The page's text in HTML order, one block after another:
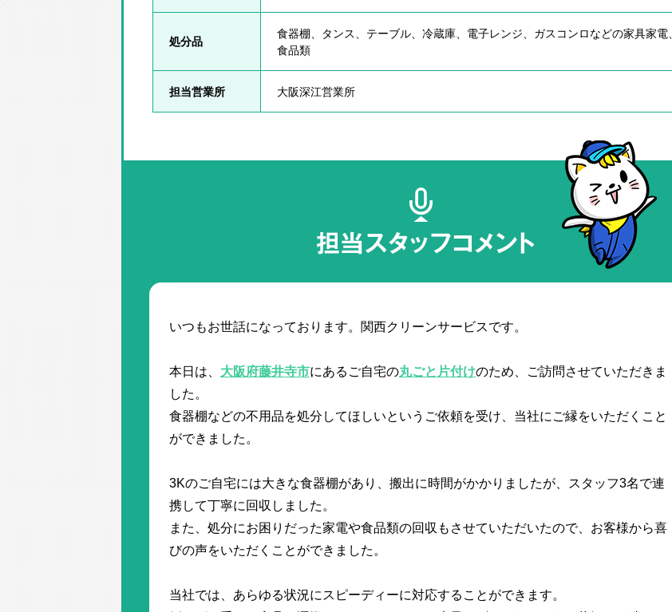
処分品
食器棚、タンス、テーブル、冷蔵庫、電子レンジ、ガスコンロなどの家具家電、
食品類
担当営業所 大阪深江営業所
担当スタッフコメント
いつもお世話になっております。関西クリーンサービスです。
本日は、 大阪府藤井寺市にあるご自宅の丸ごと片付けのため、ご訪問させていただきま
した。
食器棚などの不用品を処分してほしいというご依頼を受け、当社にご縁をいただくこと
ができました。
3Kのご自宅には大きな食器棚があり、搬出に時間がかかりましたが、スタッフ3名で連
携して丁寧に回収しました。
また、処分にお困りだった家電や食品類の回収もさせていただいたので、お客様から喜
びの声をいただくことができました。
当社では、あらゆる状況にスピーディーに対応することができます。